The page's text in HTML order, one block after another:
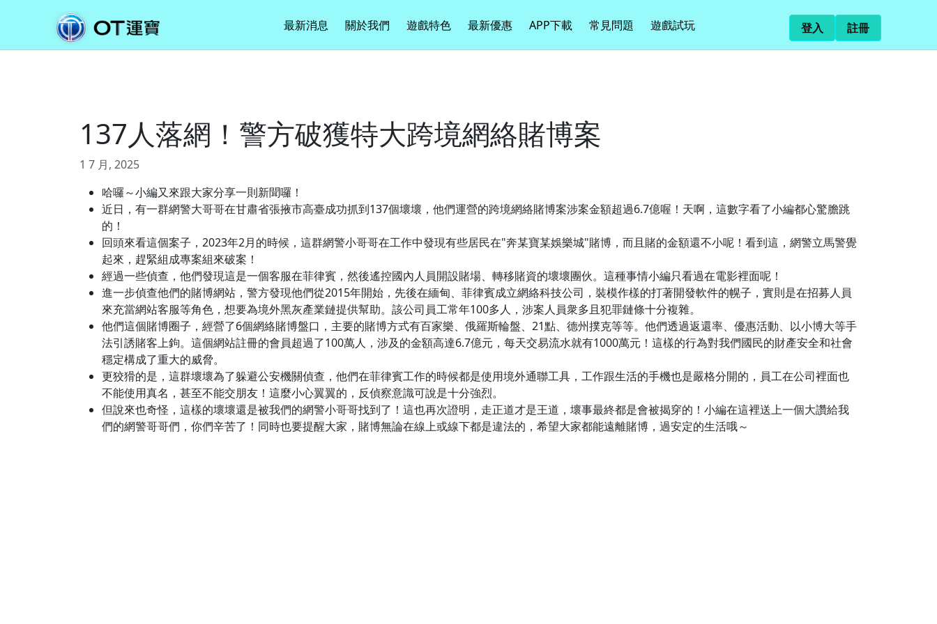
最新消息 關於我們 遊戲特色 最新優惠 APP下載 常見問題 遊戲試玩 登入 註冊
137人落網！警方破獲特大跨境網絡賭博案
1 7 月, 2025
哈囉～小編又來跟大家分享一則新聞囉！
近日，有一群網警大哥哥在甘肅省張掖市高臺成功抓到137個壞壞，他們運營的跨境網絡賭博案涉案金額超過6.7億喔！天啊，這數字看了小編都心驚膽跳
的！
回頭來看這個案子，2023年2月的時候，這群網警小哥哥在工作中發現有些居民在"奔某寶某娛樂城"賭博，而且賭的金額還不小呢！看到這，網警立馬警覺
起來，趕緊組成專案組來破案！
經過一些偵查，他們發現這是一個客服在菲律賓，然後遙控國內人員開設賭場、轉移賭資的壞壞團伙。這種事情小編只看過在電影裡面呢！
進一步偵查他們的賭博網站，警方發現他們從2015年開始，先後在緬甸、菲律賓成立網絡科技公司，裝模作樣的打著開發軟件的幌子，實則是在招募人員
來充當網站客服等角色，想要為境外黑灰產業鏈提供幫助。該公司員工常年100多人，涉案人員衆多且犯罪鏈條十分複雜。
他們這個賭博圈子，經營了6個網絡賭博盤口，主要的賭博方式有百家樂、俄羅斯輪盤、21點、德州撲克等等。他們透過返還率、優惠活動、以小博大等手
法引誘賭客上鉤。這個網站註冊的會員超過了100萬人，涉及的金額高達6.7億元，每天交易流水就有1000萬元！這樣的行為對我們國民的財產安全和社會
穩定構成了重大的威脅。
更狡猾的是，這群壞壞為了躲避公安機關偵查，他們在菲律賓工作的時候都是使用境外通聯工具，工作跟生活的手機也是嚴格分開的，員工在公司裡面也
不能使用真名，甚至不能交朋友！這麼小心翼翼的，反偵察意識可說是十分強烈。
但說來也奇怪，這樣的壞壞還是被我們的網警小哥哥找到了！這也再次證明，走正道才是王道，壞事最終都是會被揭穿的！小編在這裡送上一個大讚給我
們的網警哥哥們，你們辛苦了！同時也要提醒大家，賭博無論在線上或線下都是違法的，希望大家都能遠離賭博，過安定的生活哦～